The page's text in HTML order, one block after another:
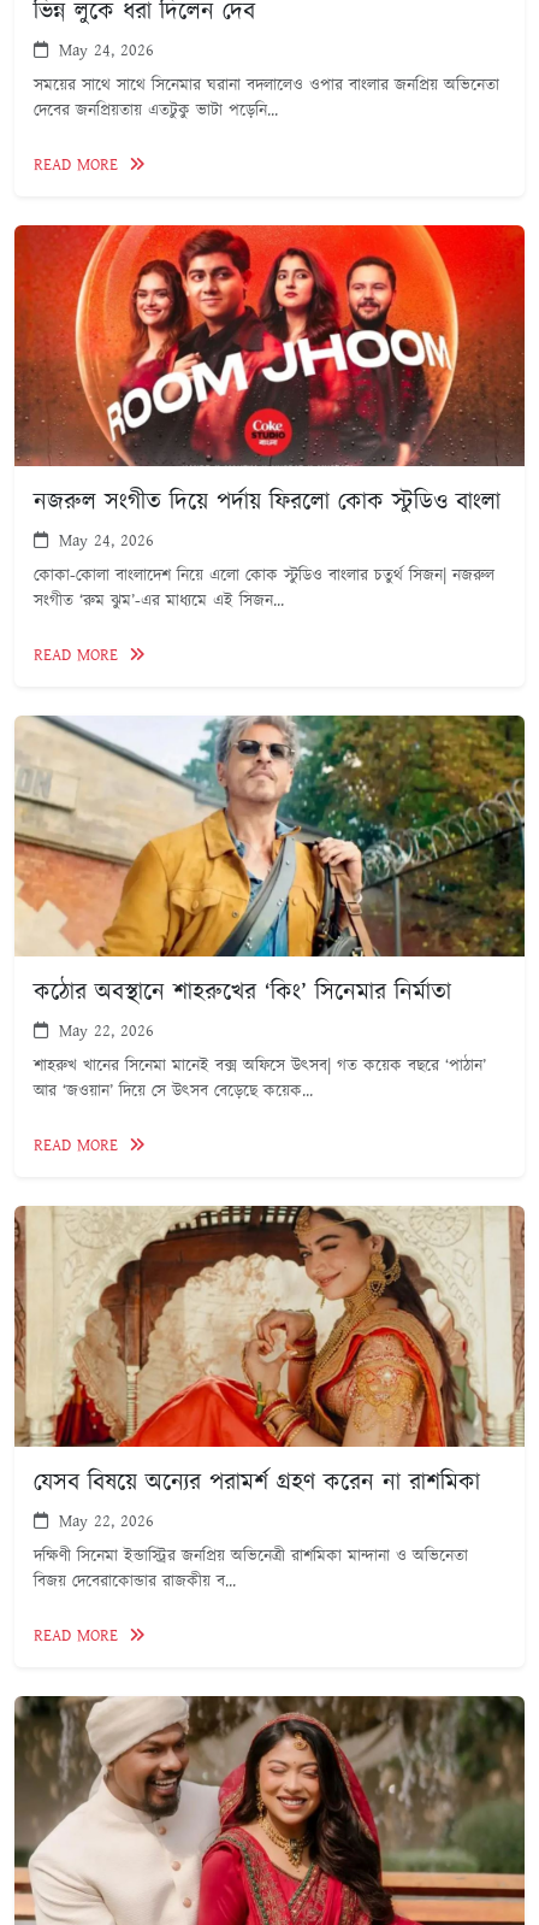
ভিন্ন লুকে ধরা দিলেন দেব
May 24, 2026
সময়ের সাথে সাথে সিনেমার ঘরানা বদলালেও ওপার বাংলার জনপ্রিয় অভিনেতা
দেবের জনপ্রিয়তায় এতটুকু ভাটা পড়েনি...
READ MORE
নজরুল সংগীত দিয়ে পর্দায় ফিরলো কোক স্টুডিও বাংলা
May 24, 2026
কোকা-কোলা বাংলাদেশ নিয়ে এলো কোক স্টুডিও বাংলার চতুর্থ সিজন| নজরুল
সংগীত ‘রুম ঝুম’-এর মাধ্যমে এই সিজন...
READ MORE
কঠোর অবস্থানে শাহরুখের ‘কিং’ সিনেমার নির্মাতা
May 22, 2026
শাহরুখ খানের সিনেমা মানেই বক্স অফিসে উৎসব| গত কয়েক বছরে ‘পাঠান’
আর ‘জওয়ান’ দিয়ে সে উৎসব বেড়েছে কয়েক...
READ MORE
যেসব বিষয়ে অন্যের পরামর্শ গ্রহণ করেন না রাশমিকা
May 22, 2026
দক্ষিণী সিনেমা ইন্ডাস্ট্রির জনপ্রিয় অভিনেত্রী রাশমিকা মান্দানা ও অভিনেতা
বিজয় দেবেরাকোন্ডার রাজকীয় ব...
READ MORE